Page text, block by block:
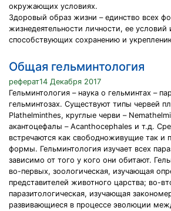
окружающих условиях.
Здоровый образ жизни – единство всех
жизнедеятельности личности, ее условий
способствующих сохранению и
Общая гельминтология
реферат14 Декабря 2017
Гельминтология – наука о гельминтах –
гельминтозах. Существуют типы червей
Plathelminthes, круглые черви –
акантоцефалы – Acanthocephales и т.д.
встречаются как свободноживущие так и
формы. Гельминтология изучает всех
зависимо от того у кого они обитают.
во-первых, зоологическая, изучающая
представителей животного царства; во-
паразитологическая, изучающая
развивающиеся в процессе эволюции